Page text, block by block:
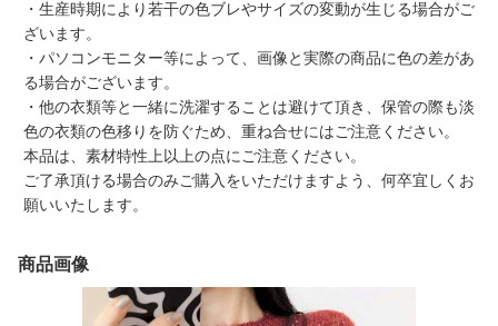
・生産時期により若干の色ブレやサイズの変動が生じる場合がご
ざいます。
・パソコンモニター等によって、画像と実際の商品に色の差があ
る場合がございます。
・他の衣類等と一緒に洗濯することは避けて頂き、保管の際も淡
色の衣類の色移りを防ぐため、重ね合せにはご注意ください。
本品は、素材特性上以上の点にご注意ください。
ご了承頂ける場合のみご購入をいただけますよう、何卒宜しくお
願いいたします。
商品画像